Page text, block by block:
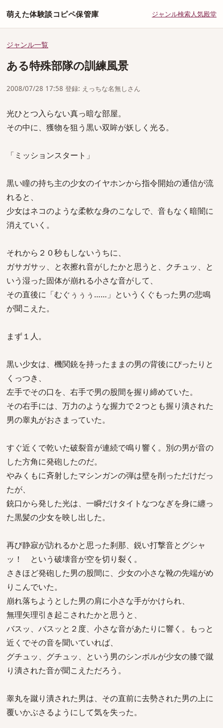
萌えた体験談コピペ保管庫 ジャンル検索人気殿堂
ジャンル一覧
ある特殊部隊の訓練風景
2008/07/28 17:58 登録: えっちな名無しさん
光ひとつ入らない真っ暗な部屋。
その中に、獲物を狙う黒い双眸が妖しく光る。
「ミッションスタート」
黒い瞳の持ち主の少女のイヤホンから指令開始の通信が流
れると、
少女はネコのような柔軟な身のこなしで、音もなく暗闇に
消えていく。
それから２０秒もしないうちに、
ガサガサッ、と衣擦れ音がしたかと思うと、クチュッ、と
いう湿った固体が崩れる小さな音がして、
その直後に「むぐぅぅぅ……」というくぐもった男の悲鳴
が聞こえた。
まず１人。
黒い少女は、機関銃を持ったままの男の背後にぴったりと
くっつき、
左手でその口を、右手で男の股間を握り締めていた。
その右手には、万力のような握力で２つとも握り潰された
男の睾丸がおさまっていた。
すぐ近くで乾いた破裂音が連続で鳴り響く。別の男が音の
した方角に発砲したのだ。
やみくもに斉射したマシンガンの弾は壁を削っただけだっ
たが、
銃口から発した光は、一瞬だけタイトなつなぎを身に纏っ
た黒髪の少女を映し出した。
再び静寂が訪れるかと思った刹那、鋭い打撃音とグシャ
ッ！ という破壊音が空を切り裂く。
さきほど発砲した男の股間に、少女の小さな靴の先端がめ
りこんでいた。
崩れ落ちようとした男の肩に小さな手がかけられ、
無理矢理引き起こされたかと思うと、
バスッ、バスッと２度、小さな音があたりに響く。もっと
近くでその音を聞いていれば、
グチュッ、グチュッ、という男のシンボルが少女の膝で蹴
り潰された音が聞こえただろう。
睾丸を蹴り潰された男は、その直前に去勢された男の上に
覆いかぶさるようにして気を失った。